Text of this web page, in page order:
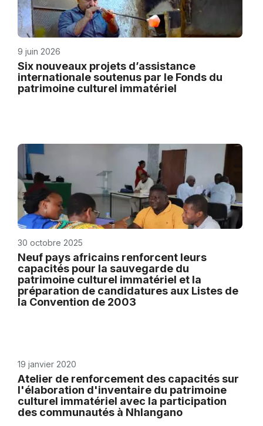
9 juin 2026
Six nouveaux projets d’assistance
internationale soutenus par le Fonds du
patrimoine culturel immatériel
30 octobre 2025
Neuf pays africains renforcent leurs
capacités pour la sauvegarde du
patrimoine culturel immatériel et la
préparation de candidatures aux Listes de
la Convention de 2003
19 janvier 2020
Atelier de renforcement des capacités sur
l'élaboration d'inventaire du patrimoine
culturel immatériel avec la participation
des communautés à Nhlangano